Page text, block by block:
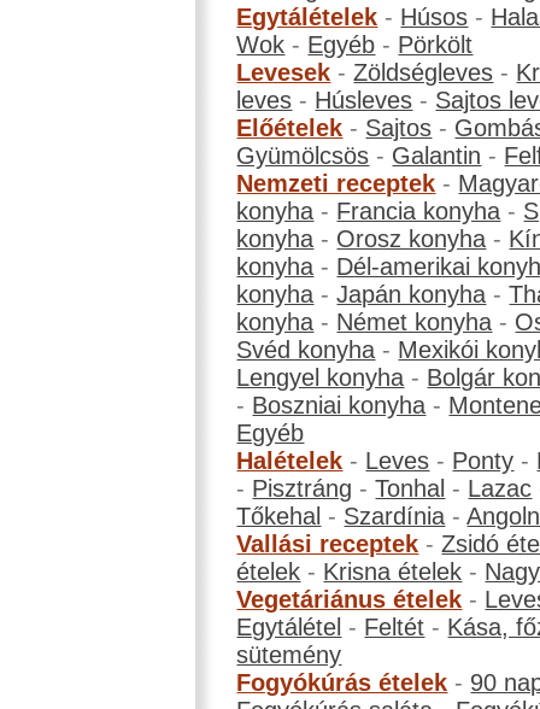
Egytálételek - Húsos -
Wok - Egyéb - Pörkölt
Levesek -Zöldségleves -
leves - Húsleves - Sajtos
Előételek - Sajtos -
Gyümölcsös - Galantin -
Nemzeti receptek -
konyha - Francia konyha -
konyha - Orosz konyha -
konyha - Dél-amerikai
konyha -Japán konyha -
konyha - Német konyha -
Svéd konyha - Mexikói
Lengyel konyha - Bolgár
- Boszniai konyha -
Egyéb
Halételek - Leves - Ponty -
- Pisztráng -Tonhal - Lazac
Tőkehal - Szardínia -
Vallási receptek -Zsidó
ételek - Krisna ételek -
Vegetáriánus ételek -
Egytálétel - Feltét - Kása,
sütemény
Fogyókúrás ételek - 90